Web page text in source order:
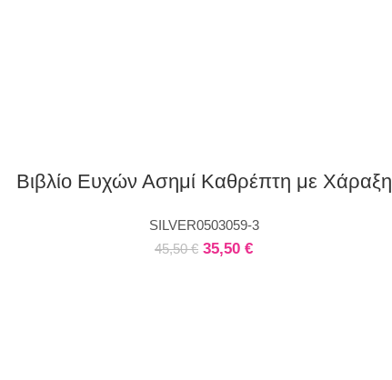
Βιβλίο Ευχών Ασημί Καθρέπτη με Χάραξη
SILVER0503059-3
45,50€ 35,50 €